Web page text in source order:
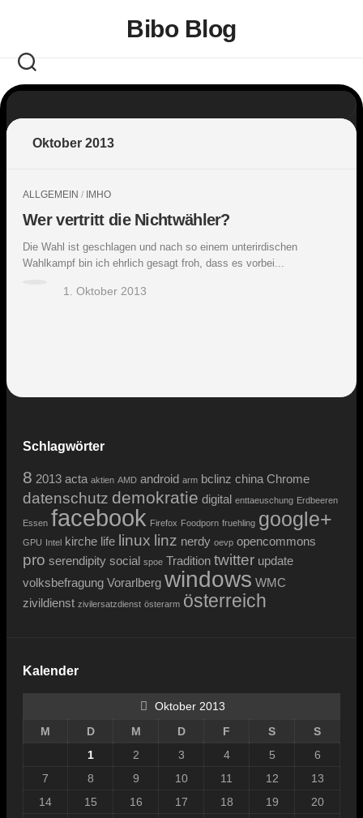
Bibo Blog
Oktober 2013
ALLGEMEIN / IMHO
Wer vertritt die Nichtwähler?
Die Wahl ist geschlagen und nach so einem unterirdischen
Wahlkampf bin ich ehrlich gesagt froh, dass es vorbei...
1. Oktober 2013
Schlagwörter
8 2013 acta aktien AMD android arm bclinz china Chrome
datenschutz demokratie digital enttaeuschung Erdbeeren
Essen facebook Firefox Foodporn fruehling google+
GPU Intel kirche life linux linz nerdy oevp opencommons
pro serendipity social spoe Tradition twitter update
volksbefragung Vorarlberg windows WMC
zivildienst zivilersatzdienst österarm österreich
Kalender
Oktober 2013
M
D M D F S
S
1
2 3 4 5
6
7
8 9 10 11 12
13
14
15 16 17 18 19
20